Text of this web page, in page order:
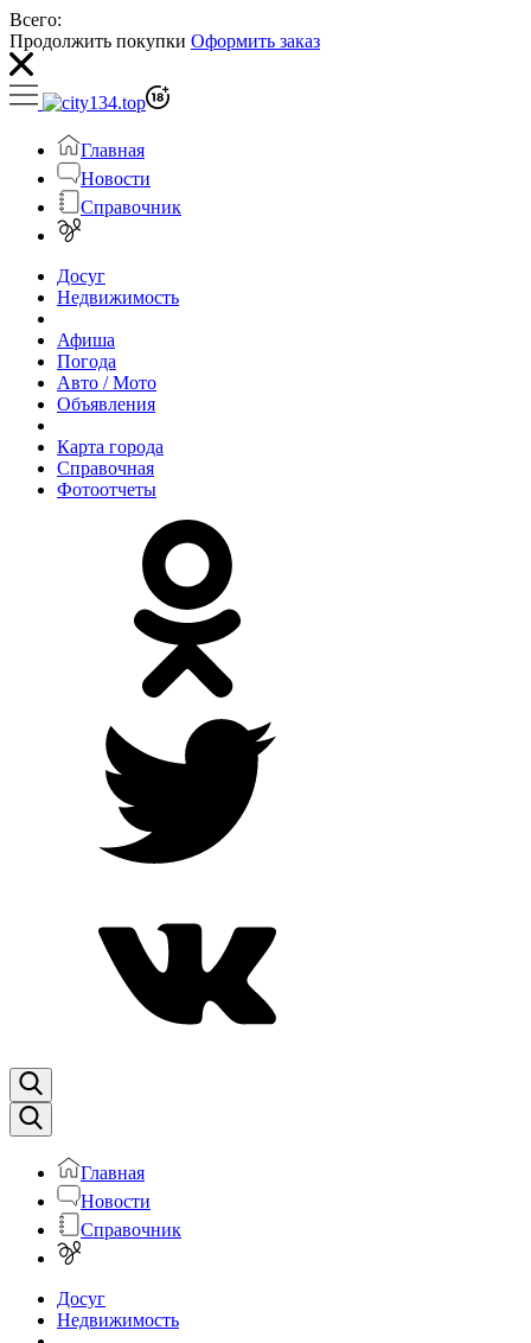
Всего:
Продолжить покупки Оформить заказ
Главная
Новости
Справочник
Досуг
Недвижимость
Афиша
Погода
Авто / Мото
Объявления
Карта города
Справочная
Фотоотчеты
Главная
Новости
Справочник
Досуг
Недвижимость